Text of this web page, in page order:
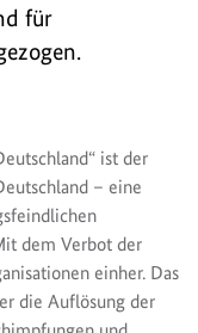
für
ist der
– eine
dem Verbot der
einher. Das
die Auflösung der